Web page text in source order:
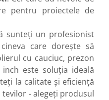
pentru proiectele de
sunteți un profesionist
care dorește să
cu cauciuc, prezon
este soluția ideală
la calitate și eficiență
- alegeți produsul